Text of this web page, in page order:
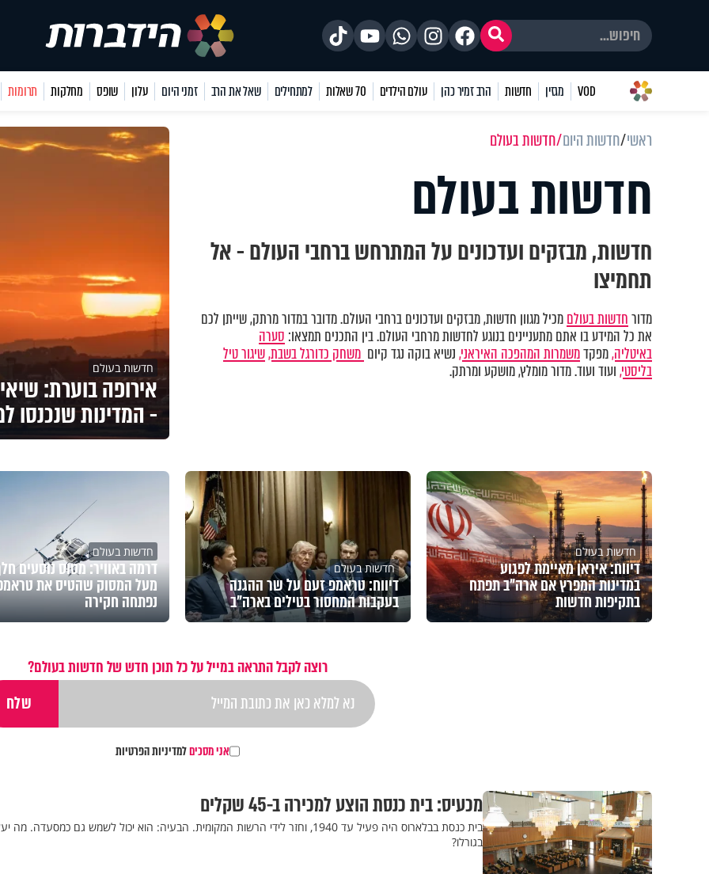
VOD מגזין חדשות הרב זמיר כהן עולם הילדים 70 שאלות למתחילים שאל את הרב זמני היום עלון שופס מחלקות תרומות
ראשי חדשות היום חדשות בעולם
חדשות בעולם
חדשות, מבזקים ועדכונים על המתרחש ברחבי העולם - אל
תחמיצו
מדורחדשות בעולםמכיל מגוון חדשות, מבזקים ועדכונים ברחבי העולם. מדובר במדור מרתק, שייתן לכם
את כל המידע בו אתם מתעניינים בנוגע לחדשות מרחבי העולם. בין התכנים תמצאו: סערה
באיטליה,מפקדמשמרות המהפכה האיראני,נשיא בוקה נגד קיום משחק כדורגל בשבת,שיגור טיל
בליסטי,ועוד ועוד. מדור מומלץ, מושקע ומרתק. חדשות בעולם
אירופה בוערת:
- המדינות שנכנסו
חדשות בעולם
דיווח: איראן מאיימת לפגוע
במדינות המפרץ אם ארה"ב תפתח
בתקיפות חדשות
חדשות בעולם
דיווח: טראמפ זעם על שר ההגנה
בעקבות המחסור בטילים בארה"ב
חדשות בעולם
דרמה באוויר: מטוס נוסעים
מעל המסוק שהטיס את
נפתחה חקירה
רוצה לקבל התראה במייל על כל תוכן חדש של חדשות בעולם?
אני מסכיםלמדיניות הפרטיות
מכעיס: בית כנסת הוצע למכירה ב-45 שקלים
בית כנסת בבלארוס היה פעיל עד 1940, וחזר לידי הרשות המקומית. הבעיה: הוא יכול לשמש גם כמסעדה. מה
בגורלו?